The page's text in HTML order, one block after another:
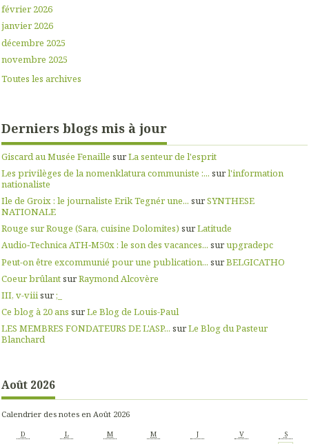
février 2026
janvier 2026
décembre 2025
novembre 2025
Toutes les archives
Derniers blogs mis à jour
Giscard au Musée Fenaille surLa senteur de l'esprit
Les privilèges de la nomenklatura communiste :... surl'information
nationaliste
Ile de Groix : le journaliste Erik Tegnér une... surSYNTHESE
NATIONALE
Rouge sur Rouge (Sara, cuisine Dolomites) surLatitude
Audio‑Technica ATH‑M50x : le son des vacances... surupgradepc
Peut-on être excommunié pour une publication... surBELGICATHO
Coeur brûlantsurRaymond Alcovère
III, v-viiisur;_
Ce blog à 20 ans surLe Blog de Louis-Paul
LES MEMBRES FONDATEURS DE L'ASP... surLe Blog du Pasteur
Blanchard
Août 2026
Calendrier des notes en Août 2026
D L M M J V S